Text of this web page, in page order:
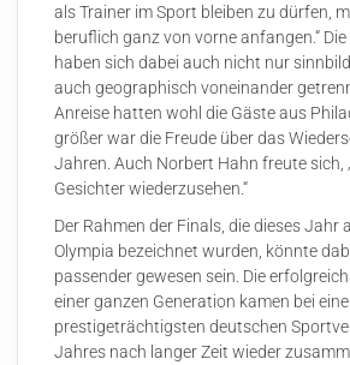
als Trainer im Sport bleiben zu dürfen,
beruflich ganz von vorne anfangen.“
haben sich dabei auch nicht nur
auch geographisch voneinander
Anreise hatten wohl die Gäste aus
größer war die Freude über das
Jahren. Auch Norbert Hahn freute sich,
Gesichter wiederzusehen.“
Der Rahmen der Finals, die dieses Jahr
Olympia bezeichnet wurden, könnte
passender gewesen sein. Die
einer ganzen Generation kamen bei
prestigeträchtigsten deutschen
Jahres nach langer Zeit wieder